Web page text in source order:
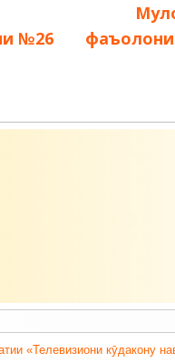
№26
фаъолони
«Телевизиони кӯдакону